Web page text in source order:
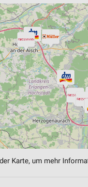
Karte, um mehr